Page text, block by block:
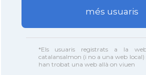
més usuaris
*Els usuaris registrats a la
catalansalmon (i no a una web local)
han trobat una web allà on viuen